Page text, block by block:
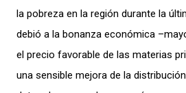
la pobreza en la región durante la
debió a la bonanza económica
el precio favorable de las materias
una sensible mejora de la